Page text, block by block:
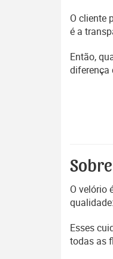
O cliente
é a
Então,
diferença
O velório
Esses
todas as